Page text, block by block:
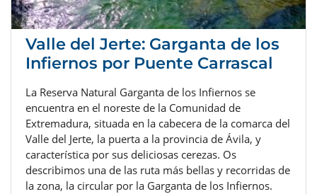
Valle del Jerte: Garganta de los
Infiernos por Puente Carrascal
La Reserva Natural Garganta de los Infiernos se
encuentra en el noreste de la Comunidad de
Extremadura, situada en la cabecera de la comarca del
Valle del Jerte, la puerta a la provincia de Ávila, y
característica por sus deliciosas cerezas. Os
describimos una de las ruta más bellas y recorridas de
la zona, la circular por la Garganta de los Infiernos.